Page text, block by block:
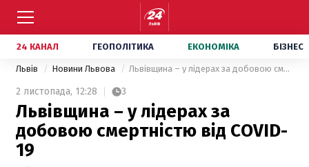
24 КАНАЛ ГЕОПОЛІТИКА ЕКОНОМІКА БІЗНЕС
Львів Новини Львова Львівщина – у лідерах за добовою смертністю від COVID-19
2 листопада, 12:28 3
Львівщина – у лідерах за
добовою смертністю від COVID-
19